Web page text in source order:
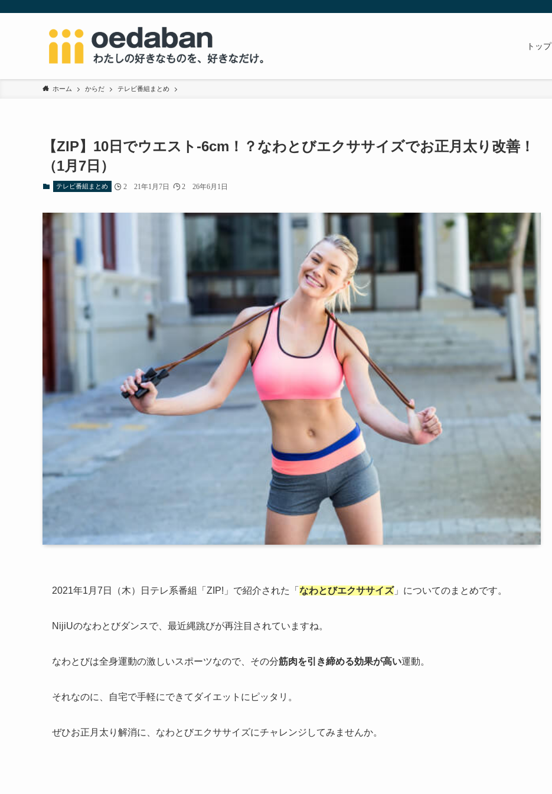
トップ
ホーム からだ テレビ番組まとめ
【ZIP】10日でウエスト-6cm！？なわとびエクササイズでお正月太り改善！
（1月7日）
テレビ番組まとめ 2021年1月7日 2026年6月1日
2021年1月7日（木）日テレ系番組「ZIP!」で紹介された「 なわとびエクササイズ」についてのまとめです。
NijiUのなわとびダンスで、最近縄跳びが再注目されていますね。
なわとびは全身運動の激しいスポーツなので、その分筋肉を引き締める効果が高い運動。
それなのに、自宅で手軽にできてダイエットにピッタリ。
ぜひお正月太り解消に、なわとびエクササイズにチャレンジしてみませんか。